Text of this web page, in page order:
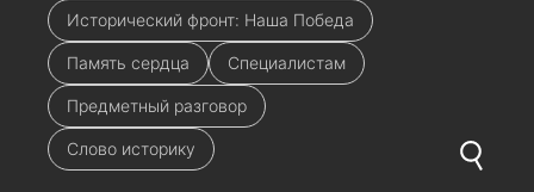
Исторический фронт: Наша Победа
Память сердца Специалистам
Предметный разговор
Слово историку